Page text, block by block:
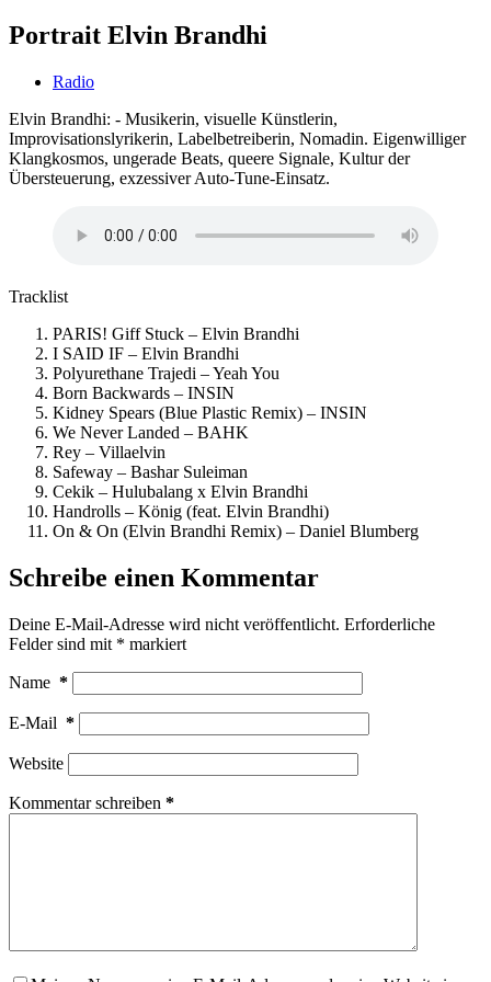
Portrait Elvin Brandhi
Radio
Elvin Brandhi: - Musikerin, visuelle Künstlerin,
Improvisationslyrikerin, Labelbetreiberin, Nomadin. Eigenwilliger
Klangkosmos, ungerade Beats, queere Signale, Kultur der
Übersteuerung, exzessiver Auto-Tune-Einsatz.
Tracklist
PARIS! Giff Stuck – Elvin Brandhi
I SAID IF – Elvin Brandhi
Polyurethane Trajedi – Yeah You
Born Backwards – INSIN
Kidney Spears (Blue Plastic Remix) – INSIN
We Never Landed – BAHK
Rey – Villaelvin
Safeway – Bashar Suleiman
Cekik – Hulubalang x Elvin Brandhi
Handrolls – König (feat. Elvin Brandhi)
On & On (Elvin Brandhi Remix) – Daniel Blumberg
Schreibe einen Kommentar
Deine E-Mail-Adresse wird nicht veröffentlicht. Erforderliche
Felder sind mit * markiert
Name *
E-Mail *
Website
Kommentar schreiben *